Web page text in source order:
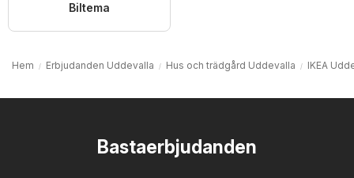
Biltema
Hem Erbjudanden Uddevalla Hus och trädgård Uddevalla IKEA
Bastaerbjudanden